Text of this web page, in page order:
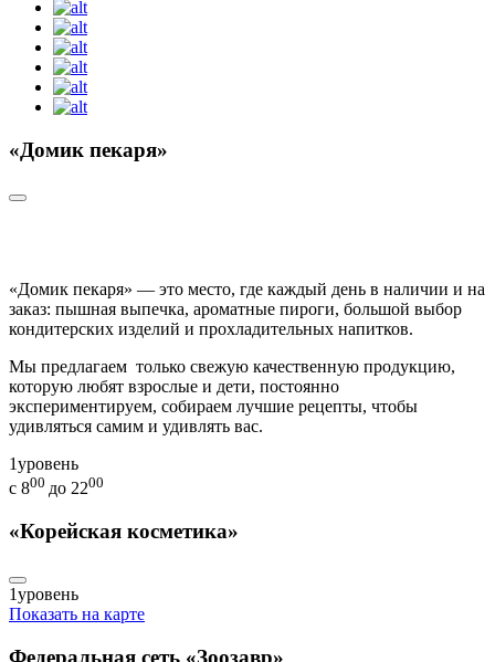
«Домик пекаря»
«Домик пекаря» — это место, где каждый день в наличии и на
заказ: пышная выпечка, ароматные пироги, большой выбор
кондитерских изделий и прохладительных напитков.
Мы предлагаем только свежую качественную продукцию,
которую любят взрослые и дети, постоянно
экспериментируем, собираем лучшие рецепты, чтобы
удивляться самим и удивлять вас.
1уровень
с 800 до 2200
«Корейская косметика»
1уровень
Показать на карте
Федеральная сеть «Зоозавр»